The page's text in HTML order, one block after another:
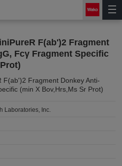
F(ab')2 Fragment
Fcγ Fragment Specific
F(ab')2 Fragment Donkey Anti-
(min X Bov,Hrs,Ms Sr Prot)
Laboratories, Inc.